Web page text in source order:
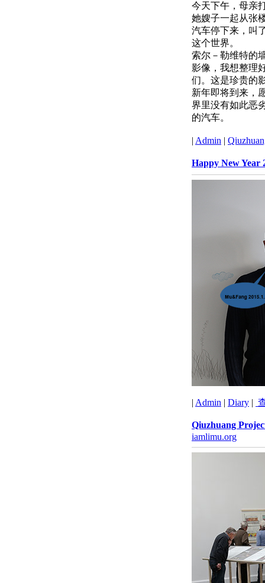
今天下午，母亲
她嫂子一起从张
汽车停下来，叫
这个世界。
索尔－勒维特的
影像，我想整理
们。这是珍贵的
新年即将到来，
界里没有如此恶
的汽车。
| Admin |
Happy New Year
| Admin | Diary |
Qiuzhuang
iamlimu.org